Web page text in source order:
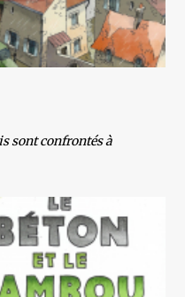
sont confrontés à